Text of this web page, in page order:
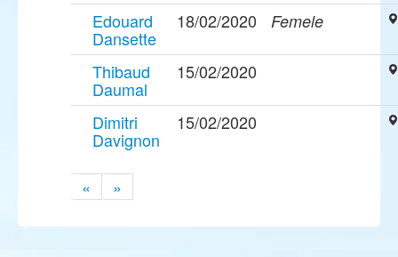
Edouard
Dansette
18/02/2020 Femele
Thibaud
Daumal
15/02/2020
Dimitri
Davignon
15/02/2020
« »